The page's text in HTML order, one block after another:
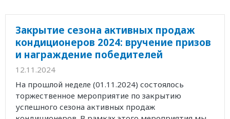
Закрытие сезона активных продаж
кондиционеров 2024: вручение призов
и награждение победителей
12.11.2024
На прошлой неделе (01.11.2024) состоялось
торжественное мероприятие по закрытию
успешного сезона активных продаж